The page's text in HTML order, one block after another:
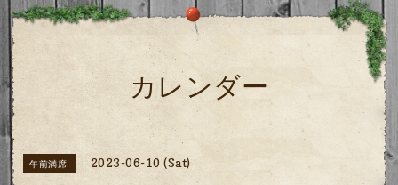
カレンダー
午前満席 2023-06-10 (Sat)